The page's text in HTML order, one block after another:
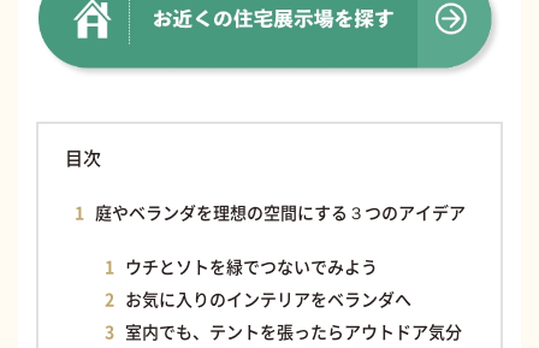
目次
庭やベランダを理想の空間にする３つのアイデア
ウチとソトを緑でつないでみよう
お気に入りのインテリアをベランダへ
室内でも、テントを張ったらアウトドア気分